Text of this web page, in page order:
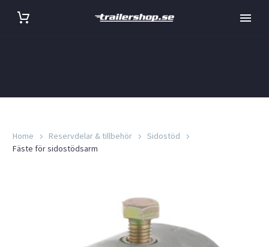
Home Reservdelar & tillbehör
Sidostöd
Fäste för sidostödsarm